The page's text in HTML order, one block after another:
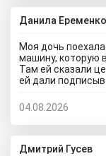
отказали, а
самом деле
Авто.. глядишь и
Данила Еременко
Моя дочь
машину, которую
Там ей сказали
ей дали
дороже!!! Её
заметила... сама
что такое
как работает!!!
04.08.2026
Дмитрий Гусев